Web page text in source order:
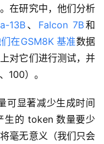
在研究中，他们分析
13B 、 Falcon 7B和
在GSM8K 基准数据
对它们进行测试，并
100）。
可显著减少生成时间
生的 token 数量要少
毫无意义（我们只会